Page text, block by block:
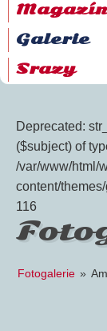
Magazín
Galerie
Srazy
Deprecated:
($subject) of
/var/www/html/
content/
116
Fotogalerie »